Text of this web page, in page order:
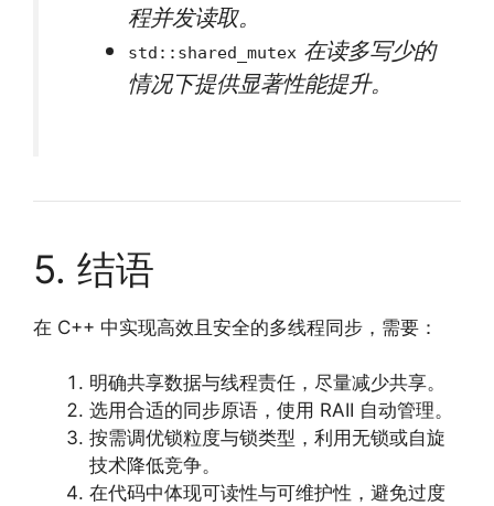
程并发读取。
std::shared_mutex 在读多写少的
情况下提供显著性能提升。
5. 结语
在 C++ 中实现高效且安全的多线程同步，需要：
明确共享数据与线程责任，尽量减少共享。
选用合适的同步原语，使用 RAII 自动管理。
按需调优锁粒度与锁类型，利用无锁或自旋
技术降低竞争。
在代码中体现可读性与可维护性，避免过度